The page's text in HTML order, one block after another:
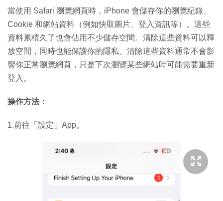
當使用 Safari 瀏覽網頁時，iPhone 會儲存你的瀏覽紀錄、
Cookie 和網站資料（例如快取圖片、登入資訊等）。這些
資料累積久了也會佔用不少儲存空間。清除這些資料可以釋
放空間，同時也能保護你的隱私。清除這些資料通常不會影
響你正常瀏覽網頁，只是下次瀏覽某些網站時可能需要重新
登入。
操作方法：
1.前往「設定」App。